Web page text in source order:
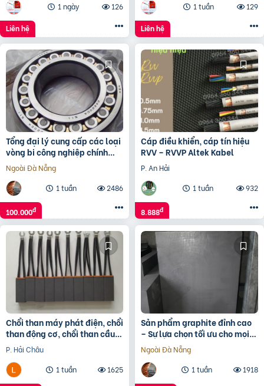
1 ngày
126
Liên hệ
1 tuần
129
Liên hệ
Tổng đại lý cung cấp các loại
vòng bi công nghiệp chính
hãng
Ngoài Đà Nẵng
1 tuần
2486
100.000đ
Cáp điều khiển, cáp tín hiệu
RVV – RVVP Altek Kabel
P. An Hải
1 tuần
932
8.888đ
Chổi than máy phát điện, chổi
than động cơ, chổi than cầu
trục,
P. Hải Châu
1 tuần
1625
Sản phẩm graphite đỉnh cao
– Sự lựa chọn tối ưu cho mọi
ứng dụng
Ngoài Đà Nẵng
1 tuần
1918